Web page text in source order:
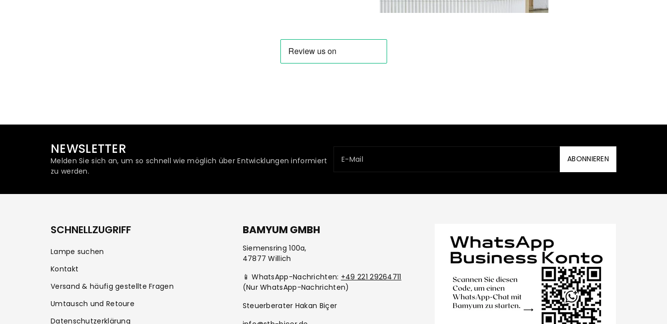
NEWSLETTER
Melden Sie sich an, um so schnell wie möglich über Entwicklungen informiert
zu werden.
E-Mail ABONNIEREN
SCHNELLZUGRIFF
Lampe suchen
Kontakt
Versand & häufig gestellte Fragen
Umtausch und Retoure
Datenschutzerklärung
BAMYUM GMBH
Siemensring 100a,
47877 Willich
📱 WhatsApp-Nachrichten: +49 221 29264711
(Nur WhatsApp-Nachrichten)
Steuerberater Hakan Biçer